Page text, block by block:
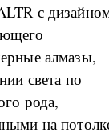
с
алмазы,
света по
рода,
на